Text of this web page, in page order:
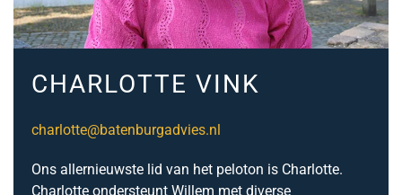
CHARLOTTE VINK
charlotte@batenburgadvies.nl
Ons allernieuwste lid van het peloton is Charlotte.
Charlotte ondersteunt Willem met diverse